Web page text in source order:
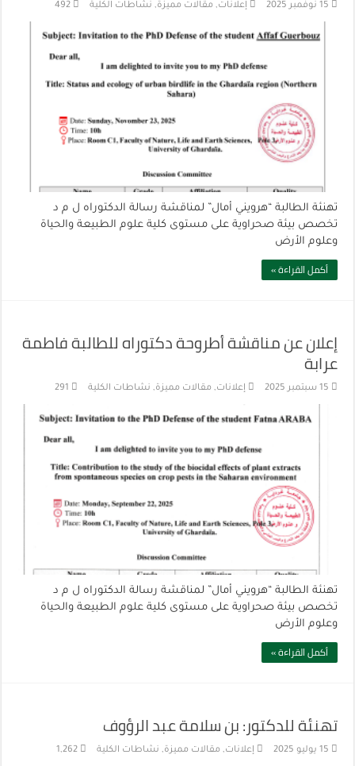
15 نوفمبر 2025 إعلانات, مقالات مميزة, نشاطات الكلية 492
تهنئة الطالبة “هرويني أمال” لمناقشة رسالة الدكتوراه ل م د
تخصص بيئة صحراوية على مستوى كلية علوم الطبيعة والحياة
وعلوم الأرض
أكمل القراءة »
إعلان عن مناقشة أطروحة دكتوراه للطالبة فاطمة
عرابة
15 سبتمبر 2025 إعلانات, مقالات مميزة, نشاطات الكلية 291
تهنئة الطالبة “هرويني أمال” لمناقشة رسالة الدكتوراه ل م د
تخصص بيئة صحراوية على مستوى كلية علوم الطبيعة والحياة
وعلوم الأرض
أكمل القراءة »
تهنئة للدكتور: بن سلامة عبد الرؤوف
15 يوليو 2025 إعلانات, مقالات مميزة, نشاطات الكلية 1,262